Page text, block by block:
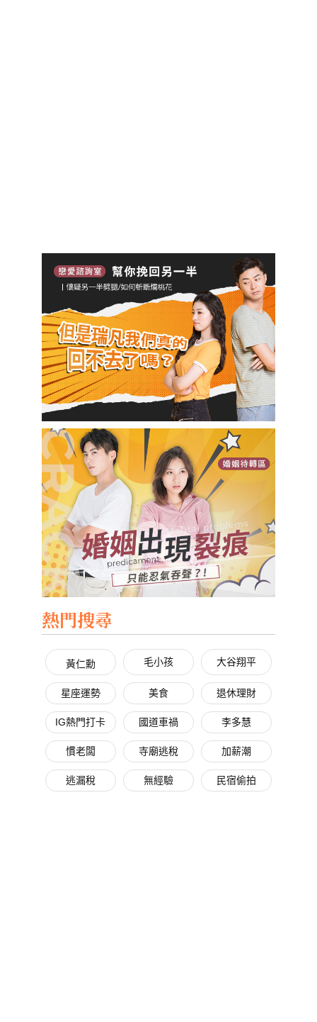
熱門搜尋
黃仁勳 毛小孩 大谷翔平
星座運勢 美食 退休理財
IG熱門打卡 國道車禍 李多慧
慣老闆 寺廟逃稅 加薪潮
逃漏稅 無經驗 民宿偷拍